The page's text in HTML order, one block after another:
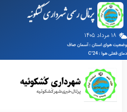
۱۸ مرداد ۱۴۰۵
وضعیت هوای استان : آسمان صاف
دمای فعلی هوا : 24°C